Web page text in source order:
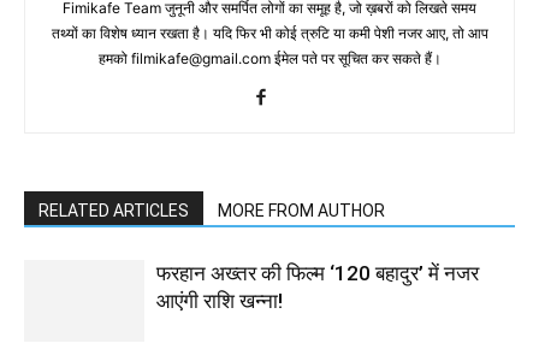
Fimikafe Team जुनूनी और समर्पित लोगों का समूह है, जो ख़बरों को लिखते समय
तथ्‍यों का विशेष ध्‍यान रखता है। यदि फिर भी कोई त्रुटि या कमी पेशी नजर आए, तो आप
हमको filmikafe@gmail.com ईमेल पते पर सूचित कर सकते हैं।
RELATED ARTICLES MORE FROM AUTHOR
फरहान अख्तर की फिल्म ‘120 बहादुर’ में नजर
आएंगी राशि खन्ना!